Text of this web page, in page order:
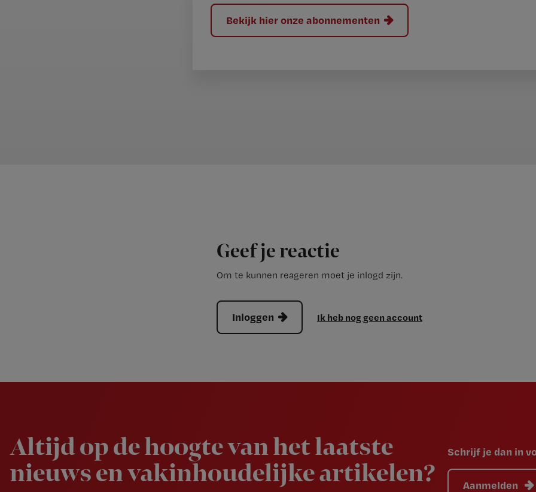
?
Bekijk hier onze abonnementen
Geef je reactie
Om te kunnen reageren moet je inlogd zijn.
Inloggen Ik heb nog geen account
Altijd op de hoogte van het laatste
nieuws en vakinhoudelijke artikelen?
Schrijf je dan in
Aanmelden